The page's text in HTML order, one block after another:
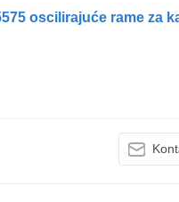
oscilirajuće rame za